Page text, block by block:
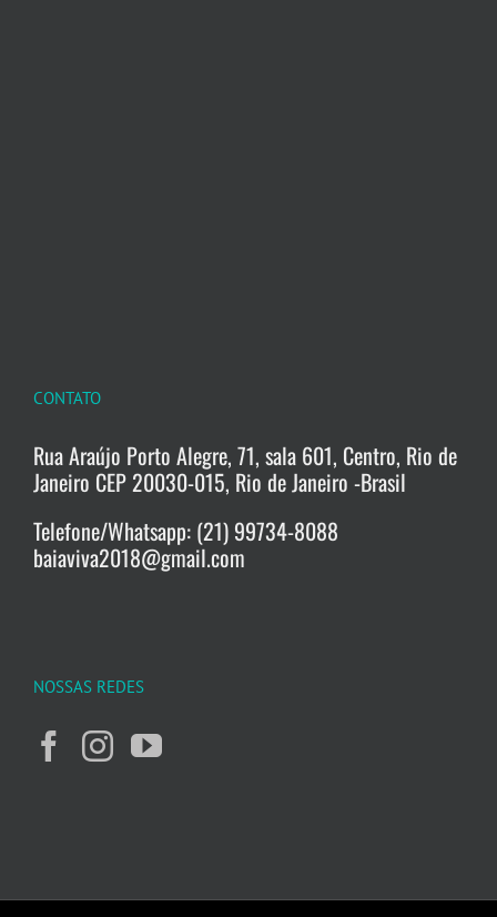
CONTATO
Rua Araújo Porto Alegre, 71, sala 601, Centro, Rio de
Janeiro CEP 20030-015, Rio de Janeiro -Brasil
Telefone/Whatsapp: (21) 99734-8088
baiaviva2018@gmail.com
NOSSAS REDES